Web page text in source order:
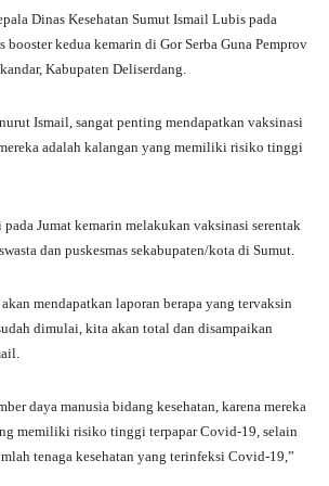
Dinas Kesehatan Sumut Ismail Lubis pada
kedua kemarin di Gor Serba Guna Pemprov
Kabupaten Deliserdang.
Ismail, sangat penting mendapatkan vaksinasi
adalah kalangan yang memiliki risiko tinggi
Jumat kemarin melakukan vaksinasi serentak
dan puskesmas sekabupaten/kota di Sumut.
mendapatkan laporan berapa yang tervaksin
dimulai, kita akan total dan disampaikan
daya manusia bidang kesehatan, karena mereka
memiliki risiko tinggi terpapar Covid-19, selain
tenaga kesehatan yang terinfeksi Covid-19,”